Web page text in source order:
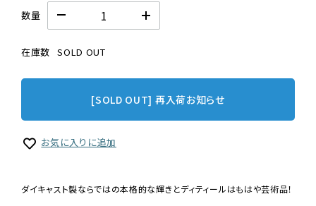
数量
在庫数 SOLD OUT
[SOLD OUT] 再入荷お知らせ
お気に入りに追加
ダイキャスト製ならではの本格的な輝きとディティールはもはや芸術品！